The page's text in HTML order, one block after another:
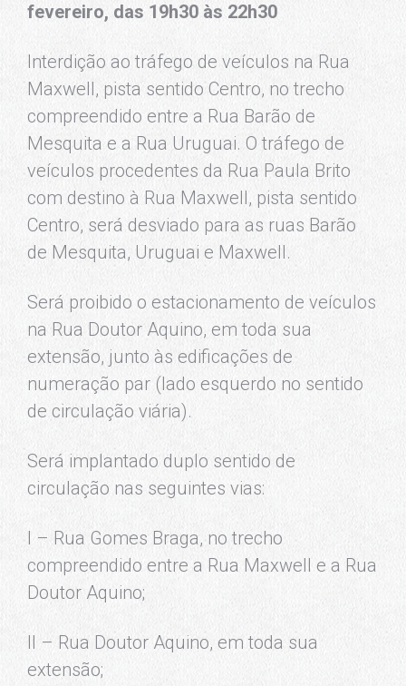
fevereiro, das 19h30 às 22h30
Interdição ao tráfego de veículos na Rua
Maxwell, pista sentido Centro, no trecho
compreendido entre a Rua Barão de
Mesquita e a Rua Uruguai. O tráfego de
veículos procedentes da Rua Paula Brito
com destino à Rua Maxwell, pista sentido
Centro, será desviado para as ruas Barão
de Mesquita, Uruguai e Maxwell.
Será proibido o estacionamento de veículos
na Rua Doutor Aquino, em toda sua
extensão, junto às edificações de
numeração par (lado esquerdo no sentido
de circulação viária).
Será implantado duplo sentido de
circulação nas seguintes vias:
I – Rua Gomes Braga, no trecho
compreendido entre a Rua Maxwell e a Rua
Doutor Aquino;
II – Rua Doutor Aquino, em toda sua
extensão;